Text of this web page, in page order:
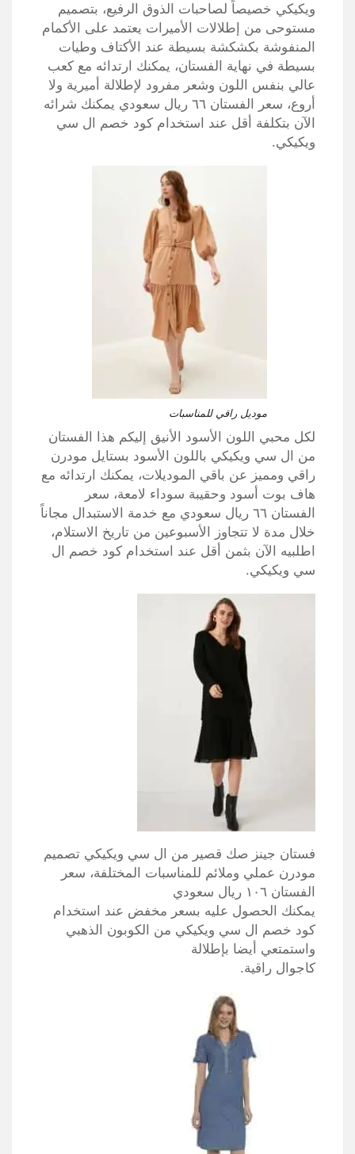
ويكيكي خصيصاً لصاحبات الذوق الرفيع، بتصميم
مستوحى من إطلالات الأميرات يعتمد على الأكمام
المنفوشة بكشكشة بسيطة عند الأكتاف وطيات
بسيطة في نهاية الفستان، يمكنك ارتدائه مع كعب
عالي بنفس اللون وشعر مفرود لإطلالة أميرية ولا
أروع، سعر الفستان ٦٦ ريال سعودي يمكنك شرائه
الآن بتكلفة أقل عند استخدام كود خصم ال سي
ويكيكي.
موديل راقي للمناسبات
لكل محبي اللون الأسود الأنيق إليكم هذا الفستان
من ال سي ويكيكي باللون الأسود بستايل مودرن
راقي ومميز عن باقي الموديلات، يمكنك ارتدائه مع
هاف بوت أسود وحقيبة سوداء لامعة، سعر
الفستان ٦٦ ريال سعودي مع خدمة الاستبدال مجاناً
خلال مدة لا تتجاوز الأسبوعين من تاريخ الاستلام،
اطلبيه الآن بثمن أقل عند استخدام كود خصم ال
سي ويكيكي.
فستان جينز صك قصير من ال سي ويكيكي تصميم
مودرن عملي وملائم للمناسبات المختلفة، سعر
الفستان ١٠٦ ريال سعودي
يمكنك الحصول عليه بسعر مخفض عند استخدام
كود خصم ال سي ويكيكي من الكوبون الذهبي
واستمتعي أيضا بإطلالة
كاجوال راقية.